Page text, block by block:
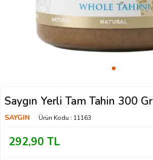
Saygın Yerli Tam Tahin 300 Gr
SAYGIN Ürün Kodu : 11163
292,90 TL